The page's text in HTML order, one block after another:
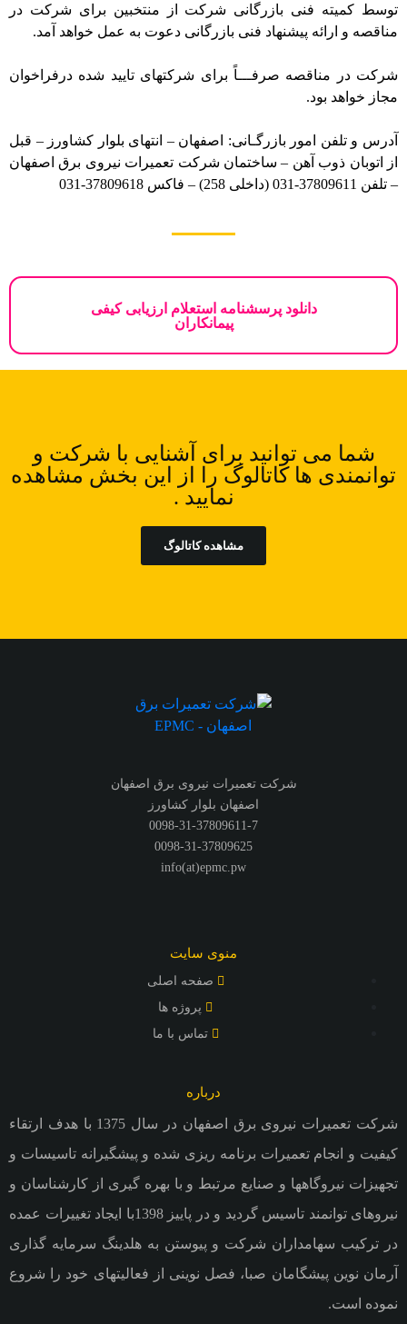
توسط کمیته فنی بازرگانی شرکت از منتخبین برای شرکت در
مناقصه و ارائه پیشنهاد فنی بازرگانی دعوت به عمل خواهد آمد.
شرکت در مناقصه صرفـــاً برای شرکتهای تایید شده درفراخوان
مجاز خواهد بود.
آدرس و تلفن امور بازرگـانی: اصفهان – انتهای بلوار کشاورز – قبل
از اتوبان ذوب آهن – ساختمان شرکت تعمیرات نیروی برق اصفهان
– تلفن 37809611-031 (داخلی 258) – فاکس 37809618-031
دانلود پرسشنامه استعلام ارزیابی کیفی
پیمانکاران
شما می توانید برای آشنایی با شرکت و
توانمندی ها کاتالوگ را از این بخش مشاهده
نمایید .
مشاهده کاتالوگ
شرکت تعمیرات نیروی برق اصفهان
اصفهان بلوار کشاورز
0098-31-37809611-7
0098-31-37809625
info(at)epmc.pw
منوی سایت
صفحه اصلی
پروژه ها
تماس با ما
درباره
شرکت تعمیرات نیروی برق اصفهان در سال 1375 با هدف ارتقاء
کیفیت و انجام تعمیرات برنامه ریزی شده و پیشگیرانه تاسیسات و
تجهیزات نیروگاهها و صنایع مرتبط و با بهره گیری از کارشناسان و
نیروهای توانمند تاسیس گردید و در پاییز 1398با ایجاد تغییرات عمده
در ترکیب سهامداران شرکت و پیوستن به هلدینگ سرمایه گذاری
آرمان نوین پیشگامان صبا، فصل نوینی از فعالیتهای خود را شروع
نموده است.